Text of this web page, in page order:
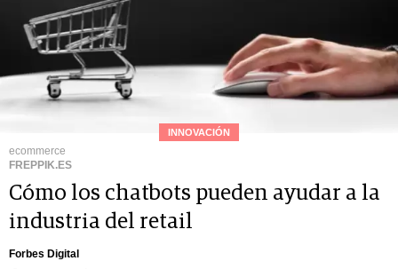
INNOVACIÓN
ecommerce
FREPPIK.ES
Cómo los chatbots pueden ayudar a la
industria del retail
Forbes Digital